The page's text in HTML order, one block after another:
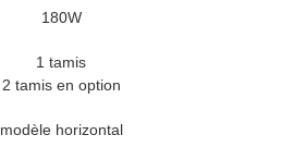
180W
1 tamis
2 tamis en option
modèle horizontal